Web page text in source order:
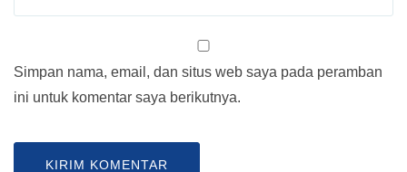
Simpan nama, email, dan situs web saya pada peramban
ini untuk komentar saya berikutnya.